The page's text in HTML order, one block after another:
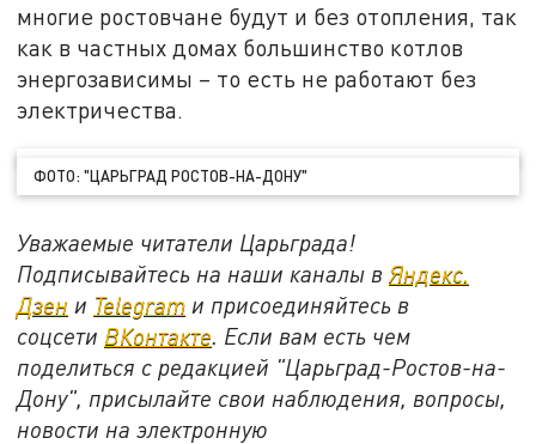
многие ростовчане будут и без отопления, так
как в частных домах большинство котлов
энергозависимы – то есть не работают без
электричества.
ФОТО: "ЦАРЬГРАД РОСТОВ-НА-ДОНУ"
Уважаемые читатели Царьграда!
Подписывайтесь на наши каналы вЯндекс.
Дзен и Telegram и присоединяйтесь в
соцсети ВКонтакте. Если вам есть чем
поделиться с редакцией "Царьград-Ростов-на-
Дону", присылайте свои наблюдения, вопросы,
новости на электронную